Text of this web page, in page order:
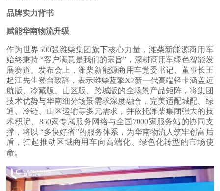
品牌实力背书
赋能华南物流升级
作为世界500强潍柴集团旗下核心力量，潍柴新能源商用车
始终秉持 “客户满意是我们的宗旨”，深耕商用车绿色智能发
展赛道。发布会上，潍柴新能源商用车党委书记、董事长王
起江先生登台致辞，表示潍柴蓝擎X7新一代高端轻卡涵盖远
航版、冷藏版、山区版、跨城版的全场景产品矩阵，将集团
技术优势与华南细分场景需求深度融合，完美适配城配、绿
通、冷链、山区运输等多元需求，并依托潍柴集团强大的技
术积淀、850家专属服务网络与全国7000家服务站的协同支
撑，将以 “多快好省”的服务体系，为华南物流人筑牢创富后
盾，扛起推动区域商用车向高端化、绿色化转型的市场使
命。